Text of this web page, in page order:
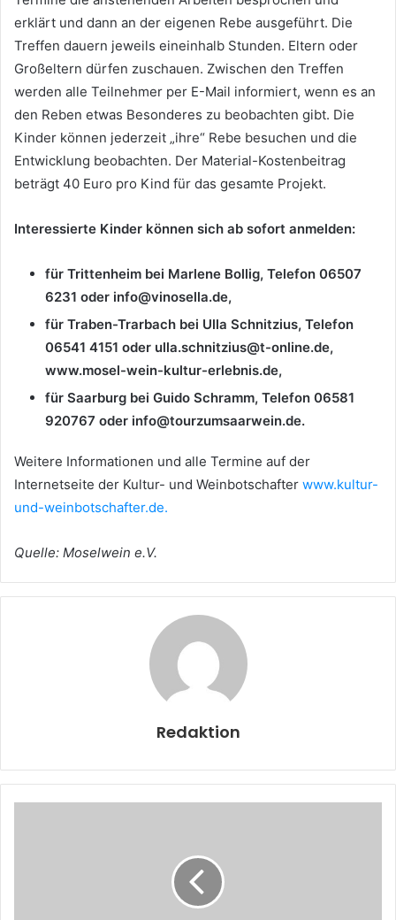
erklärt und dann an der eigenen Rebe ausgeführt. Die
Treffen dauern jeweils eineinhalb Stunden. Eltern oder
Großeltern dürfen zuschauen. Zwischen den Treffen
werden alle Teilnehmer per E-Mail informiert, wenn es an
den Reben etwas Besonderes zu beobachten gibt. Die
Kinder können jederzeit „ihre“ Rebe besuchen und die
Entwicklung beobachten. Der Material-Kostenbeitrag
beträgt 40 Euro pro Kind für das gesamte Projekt.
Interessierte Kinder können sich ab sofort anmelden:
für Trittenheim bei Marlene Bollig, Telefon 06507
6231 oder info@vinosella.de,
für Traben-Trarbach bei Ulla Schnitzius, Telefon
06541 4151 oder ulla.schnitzius@t-online.de,
www.mosel-wein-kultur-erlebnis.de,
für Saarburg bei Guido Schramm, Telefon 06581
920767 oder info@tourzumsaarwein.de.
Weitere Informationen und alle Termine auf der
Internetseite der Kultur- und Weinbotschafter www.kultur-
und-weinbotschafter.de.
Quelle: Moselwein e.V.
Redaktion